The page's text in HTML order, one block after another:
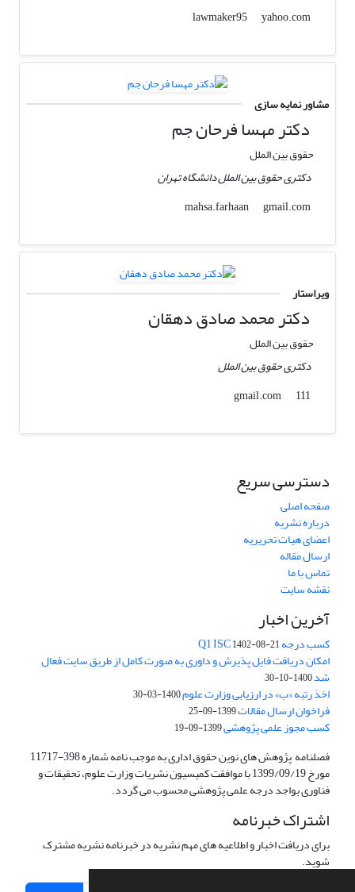
lawmaker95
yahoo.com
مشاور نمایه سازی
دکتر مهسا فرحان جم
حقوق بین الملل
دکتری حقوق بین الملل دانشگاه تهران
mahsa.farhaan
gmail.com
ویراستار
دکتر محمد صادق دهقان
حقوق بین الملل
دکتری حقوق بین الملل
gmail.com
دسترسی سریع
صفحه اصلی
درباره نشریه
اعضای هیات تحریریه
ارسال مقاله
تماس با ما
نقشه سایت
آخرین اخبار
کسب درجه Q1 ISC1402-08-21
امکان دریافت فایل پذیرش و داوری به صورت کامل از طریق سایت فعال
شد1400-10-30
اخذ رتبه «ب» در ارزیابی وزارت علوم1400-03-30
فراخوان ارسال مقالات1399-09-25
کسب مجوز علمی پژوهشی1399-09-19
فصلنامه پژوهش های نوین حقوق اداری به موجب نامه شماره 398-11717
مورخ 1399/09/19 با موافقت کمیسیون نشریات وزارت علوم، تحقیقات و
فناوری بواجد درجه علمی پژوهشی محسوب می گردد.
اشتراک خبرنامه
برای دریافت اخبار و اطلاعیه های مهم نشریه در خبرنامه نشریه مشترک
شوید.